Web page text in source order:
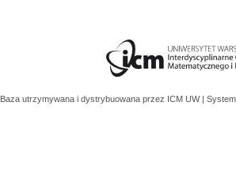
Baza utrzymywana i dystrybuowana przez ICM UW |